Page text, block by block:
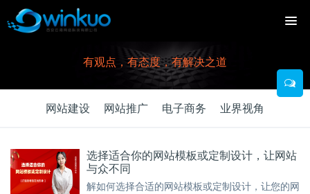
有观点，有态度，有解决之道
网站建设 网站推广 电子商务 业界视角
选择适合你的网站模板或定制设计，让网站
与众不同
解如何选择合适的网站模板或定制设计，让您的网